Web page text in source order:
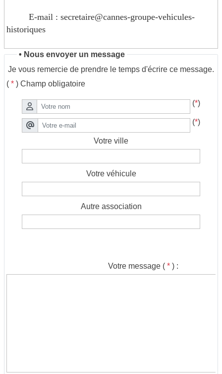
E-mail : secretaire@cannes-groupe-vehicules-
historiques.fr
• Nous envoyer un message
Je vous remercie de prendre le temps d'écrire ce message.
( * ) Champ obligatoire
(*)
(*)
Votre ville
Votre véhicule
Autre association
Votre message ( *) :